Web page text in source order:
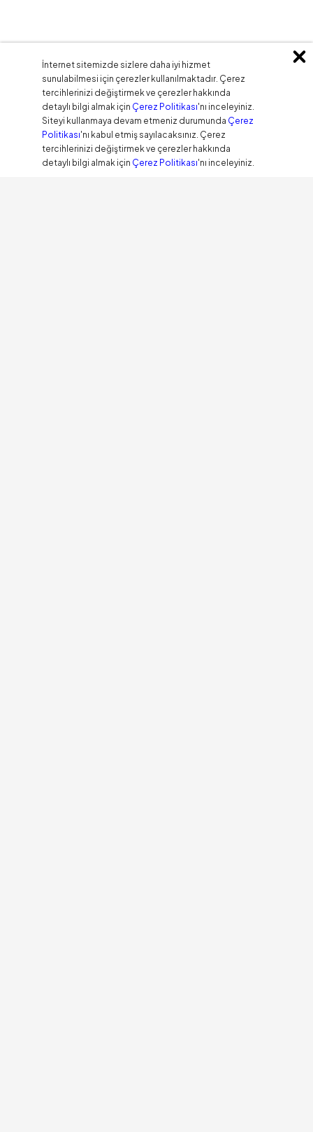
İnternet sitemizde sizlere daha iyi hizmet
sunulabilmesi için çerezler kullanılmaktadır. Çerez
tercihlerinizi değiştirmek ve çerezler hakkında
detaylı bilgi almak için Çerez Politikası'nı inceleyiniz.
Siteyi kullanmaya devam etmeniz durumunda Çerez
Politikası'nı kabul etmiş sayılacaksınız. Çerez
tercihlerinizi değiştirmek ve çerezler hakkında
detaylı bilgi almak için Çerez Politikası'nı inceleyiniz.